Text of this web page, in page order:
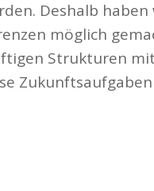
Deshalb
möglich
Struk­turen